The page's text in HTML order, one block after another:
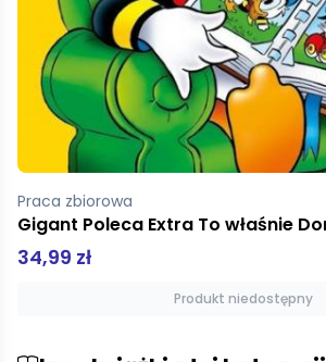
Praca zbiorowa
34,99 zł
Produkt niedostępny